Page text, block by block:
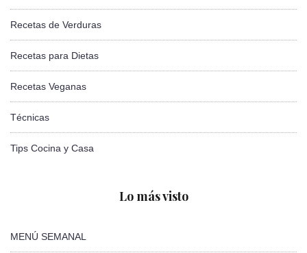
Recetas de Verduras
Recetas para Dietas
Recetas Veganas
Técnicas
Tips Cocina y Casa
Lo más visto
MENÚ SEMANAL